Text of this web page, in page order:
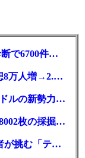
【今日の仮想通貨】AIのBTC脆弱性診断で6700件の指摘。赤字マイニング企業はAIに賭ける
【今日のマクロ経済】米7月雇用「予想8万人増→2.3万人減」で利上げ観測後退
仮想通貨ETFの裏側に変化、1日100億ドルの新勢力がSEC登録
ビットコイン購入の原資は増資？保有8002枚の採掘企業の実態とは
思考をAIに直接送る？元OpenAI研究者が挑む「テレパシー」開発とは